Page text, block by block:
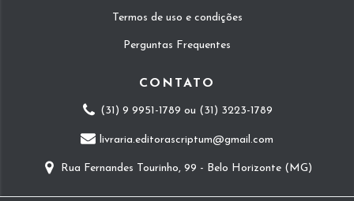
Termos de uso e condições
Perguntas Frequentes
CONTATO
(31) 9 9951-1789 ou (31) 3223-1789
livraria.editorascriptum@gmail.com
Rua Fernandes Tourinho, 99 - Belo Horizonte (MG)